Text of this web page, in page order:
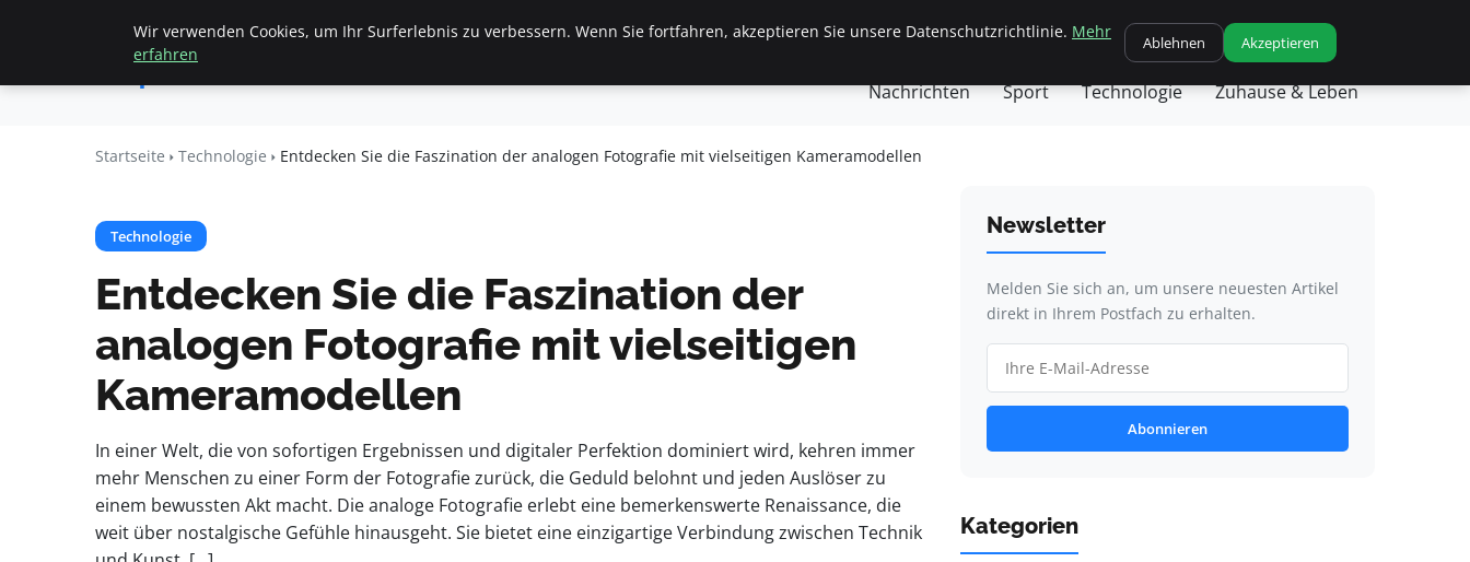
Apemania
Startseite Allgemein Finanzen & Immobilien Frauen / Mode Geschäft Gesundheit Haustiere Kochen
Nachrichten Sport Technologie Zuhause & Leben
Startseite Technologie Entdecken Sie die Faszination der analogen Fotografie mit vielseitigen Kameramodellen
Technologie
Entdecken Sie die Faszination der
analogen Fotografie mit vielseitigen
Kameramodellen
In einer Welt, die von sofortigen Ergebnissen und digitaler Perfektion dominiert wird, kehren immer
mehr Menschen zu einer Form der Fotografie zurück, die Geduld belohnt und jeden Auslöser zu
einem bewussten Akt macht. Die analoge Fotografie erlebt eine bemerkenswerte Renaissance, die
weit über nostalgische Gefühle hinausgeht. Sie bietet eine einzigartige Verbindung zwischen Technik
Newsletter
Melden Sie sich an, um unsere neuesten Artikel
direkt in Ihrem Postfach zu erhalten.
Abonnieren
Kategorien
Wir verwenden Cookies, um Ihr Surferlebnis zu verbessern. Wenn Sie fortfahren, akzeptieren Sie unsere Datenschutzrichtlinie. Mehr
erfahren
Ablehnen Akzeptieren